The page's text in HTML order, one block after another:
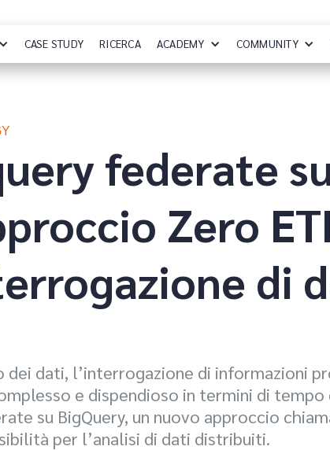
CASE STUDY RICERCA ACADEMY COMMUNITY
federate
Zero
di
dei dati, l’interrogazione di informazioni
e dispendioso in termini di
su BigQuery, un nuovo approccio
per l’analisi di dati distribuiti.